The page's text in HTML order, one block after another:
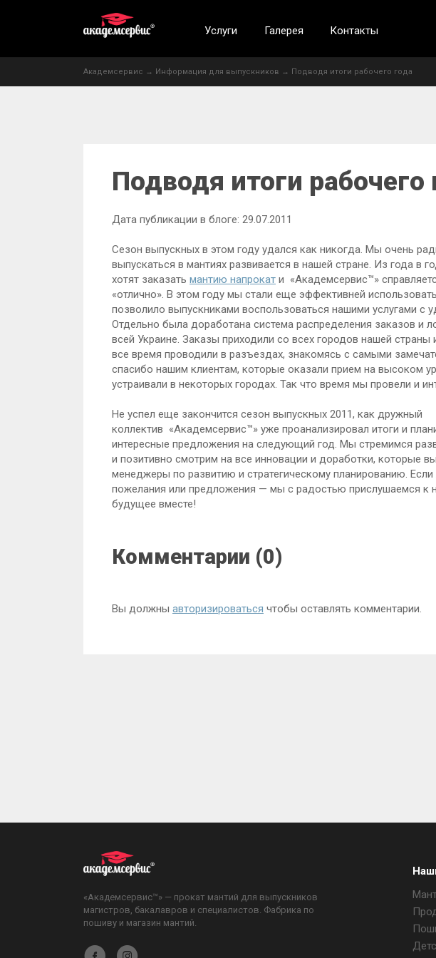
Услуги Галерея Контакты
Академсервис → Информация для выпускников → Подводя итоги рабочего года
Подводя итоги рабочего
Дата публикации в блоге: 29.07.2011
Сезон выпускных в этом году удался как никогда. Мы очень
выпускаться в мантиях развивается в нашей стране. Из года в
хотят заказать мантию напрокат и «Академсервис™»
«отлично». В этом году мы стали еще эффективней
позволило выпускниками воспользоваться нашими услугами с
Отдельно была доработана система распределения заказов и
всей Украине. Заказы приходили со всех городов нашей
все время проводили в разъездах, знакомясь с самыми
спасибо нашим клиентам, которые оказали прием на высоком
устраивали в некоторых городах. Так что время мы провели и
Не успел еще закончится сезон выпускных 2011, как дружный
коллектив «Академсервис™» уже проанализировал итоги и
интересные предложения на следующий год. Мы стремимся
и позитивно смотрим на все инновации и доработки, которые
менеджеры по развитию и стратегическому планированию.
пожелания или предложения — мы с радостью прислушаемся к
будущее вместе!
Комментарии (0)
Вы должны авторизироваться чтобы оставлять комментарии.
«Академсервис™» — прокат мантий для выпускников
магистров, бакалавров и специалистов. Фабрика по
пошиву и магазин мантий.
Академсервис